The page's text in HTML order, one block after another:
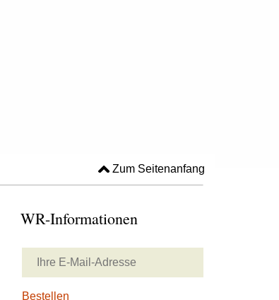
Zum Seitenanfang
WR-Informationen